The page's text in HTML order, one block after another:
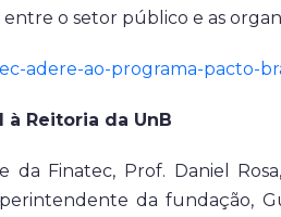
o setor público e as
adere-ao-programa-pacto-
Reitoria da UnB
Finatec, Prof. Daniel
da fundação,